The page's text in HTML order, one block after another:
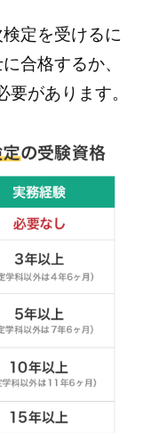
定を受けるに
合格するか、
要があります。